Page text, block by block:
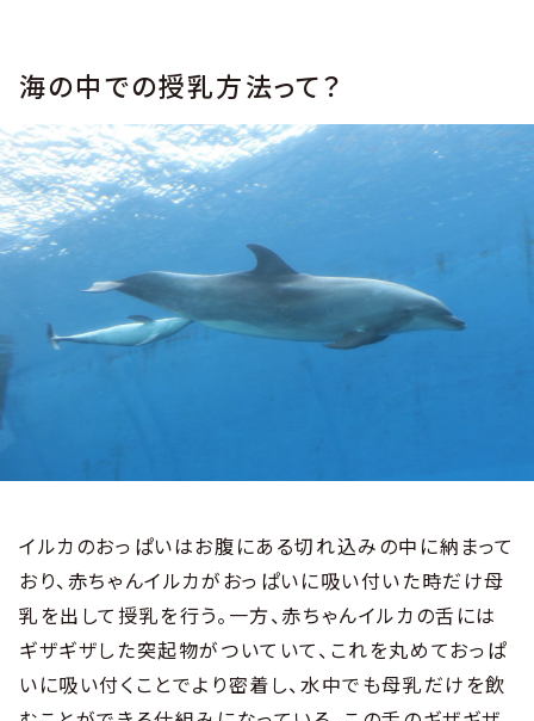
海の中での授乳方法って？
イルカのおっぱいはお腹にある切れ込みの中に納まって
おり、赤ちゃんイルカがおっぱいに吸い付いた時だけ母
乳を出して授乳を行う。一方、赤ちゃんイルカの舌には
ギザギザした突起物がついていて、これを丸めておっぱ
いに吸い付くことでより密着し、水中でも母乳だけを飲